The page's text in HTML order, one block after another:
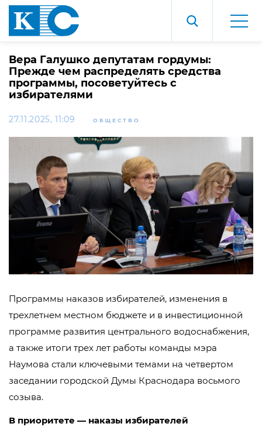
Вера Галушко депутатам гордумы:
Прежде чем распределять средства
программы, посоветуйтесь с
избирателями
27.11.2025, 11:09 ОБЩЕСТВО
Программы наказов избирателей, изменения в
трехлетнем местном бюджете и в инвестиционной
программе развития центрального водоснабжения,
а также итоги трех лет работы команды мэра
Наумова стали ключевыми темами на четвертом
заседании городской Думы Краснодара восьмого
созыва.
В приоритете — наказы избирателей